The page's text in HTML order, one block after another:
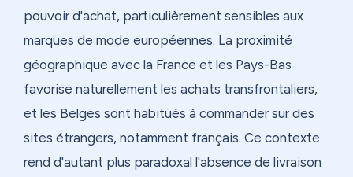
pouvoir d'achat, particulièrement sensibles aux
marques de mode européennes. La proximité
géographique avec la France et les Pays-Bas
favorise naturellement les achats transfrontaliers,
et les Belges sont habitués à commander sur des
sites étrangers, notamment français. Ce contexte
rend d'autant plus paradoxal l'absence de livraison